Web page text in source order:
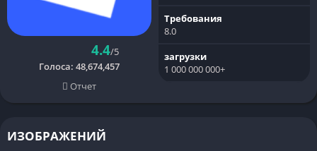
4.4/5
Голоса: 48,674,457
Отчет
Требования
8.0
загрузки
1 000 000 000+
ИЗОБРАЖЕНИЙ